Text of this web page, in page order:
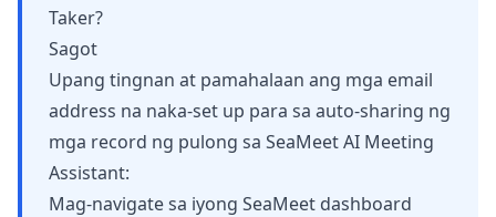
Taker?
Sagot
Upang tingnan at pamahalaan ang mga email
address na naka-set up para sa auto-sharing ng
mga record ng pulong sa SeaMeet AI Meeting
Assistant:
Mag-navigate sa iyong SeaMeet dashboard